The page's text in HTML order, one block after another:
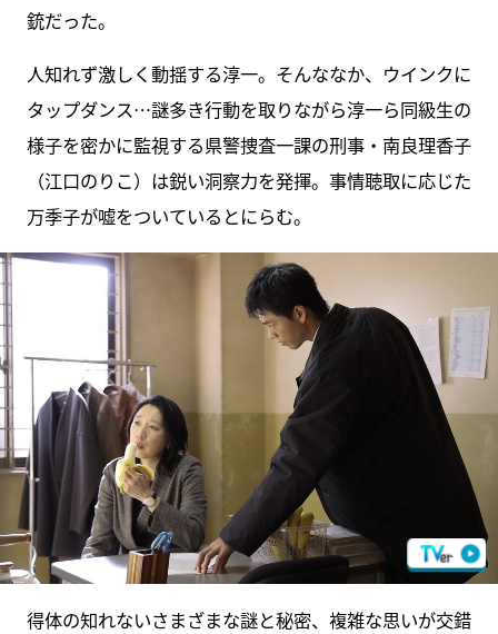
銃だった。
人知れず激しく動揺する淳一。そんななか、ウインクに
タップダンス…謎多き行動を取りながら淳一ら同級生の
様子を密かに監視する県警捜査一課の刑事・南良理香子
（江口のりこ）は鋭い洞察力を発揮。事情聴取に応じた
万季子が嘘をついているとにらむ。
得体の知れないさまざまな謎と秘密、複雑な思いが交錯